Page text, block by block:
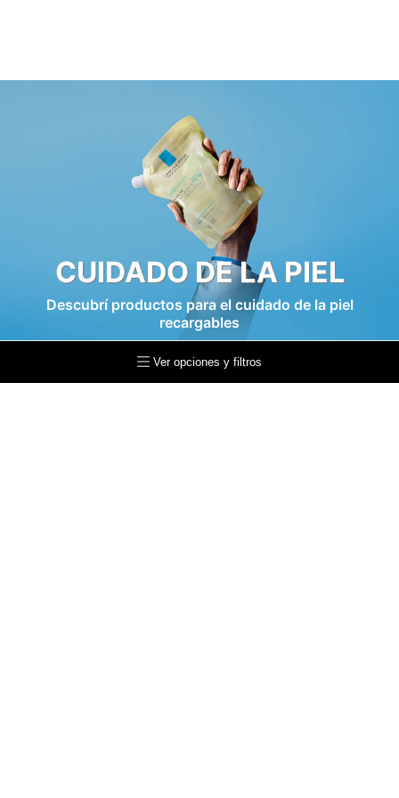
CUIDADO DE LA PIEL
Descubrí productos para el cuidado de la piel
recargables
Ver opciones y filtros